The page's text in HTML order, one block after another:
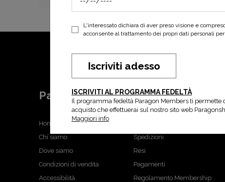
ParagonShop
Home
Chi siamo
Dove siamo
Condizioni di vendita
Accessibilità
Shopping
Spedizioni
Resi
Pagamenti
Regolamento Membership
L'interessato dichiara di aver preso visione e
acconsente al trattamento dei propri dati personali
Iscriviti adesso
ISCRIVITI AL PROGRAMMA FEDELTÀ
Il programma fedeltà Paragon Members ti
acquisto che effettuerai sul nostro sito web
Maggiori info